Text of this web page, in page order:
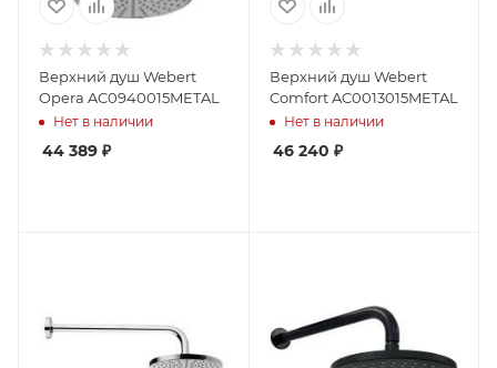
Верхний душ Webert
Opera AC0940015METAL
Нет в наличии
44 389 ₽
Верхний душ Webert
Comfort AC0013015METAL
Нет в наличии
46 240 ₽